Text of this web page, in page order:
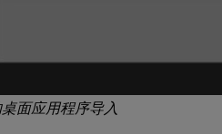
面应用程序导入